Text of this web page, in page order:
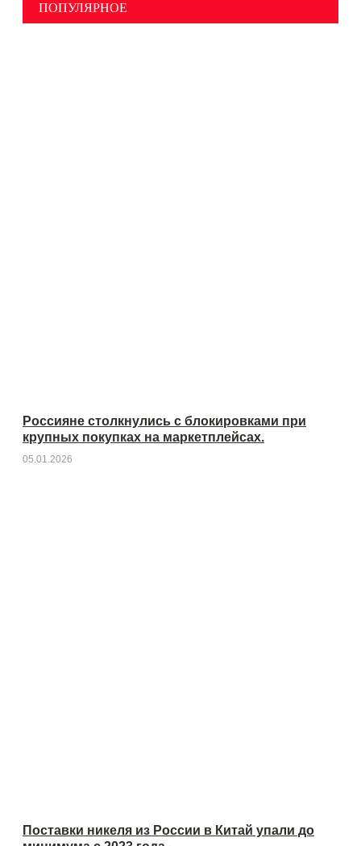
ПОПУЛЯРНОЕ
Россияне столкнулись с блокировками при
крупных покупках на маркетплейсах.
05.01.2026
Поставки никеля из России в Китай упали до